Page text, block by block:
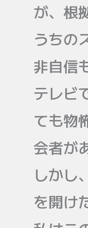
が、根
うちの
非自信
テレビ
ても物
会者が
しかし
を開け